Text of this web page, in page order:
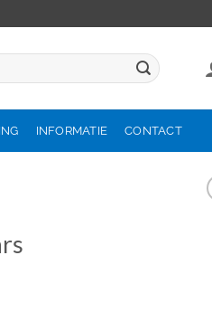
INFORMATIE CONTACT